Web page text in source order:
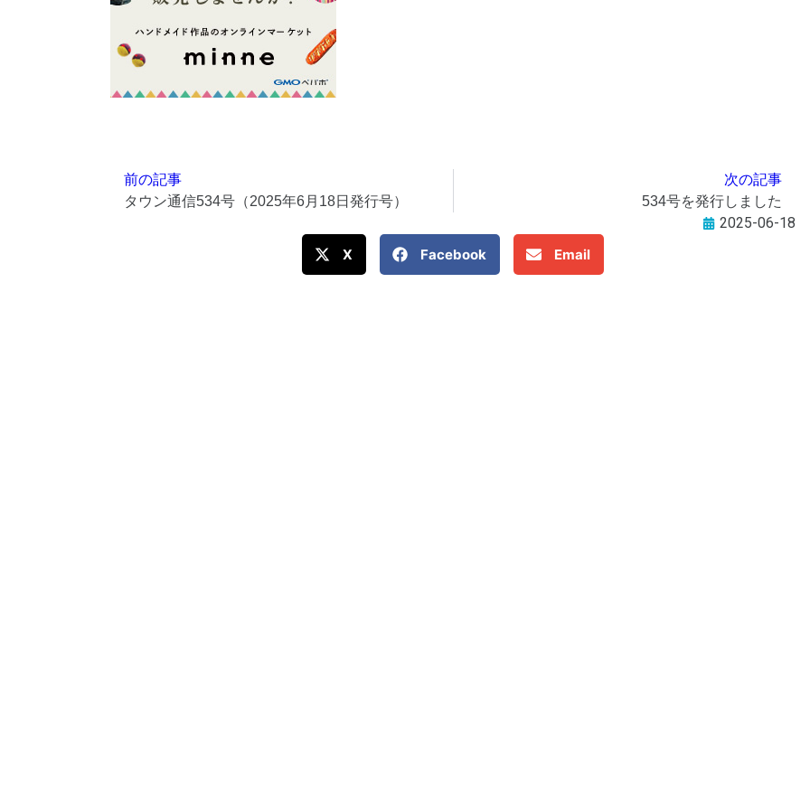
前の記事
タウン通信534号（2025年6月18日発行号）
次の記事
534号を発行しました
2025-06-18
X
Facebook Email